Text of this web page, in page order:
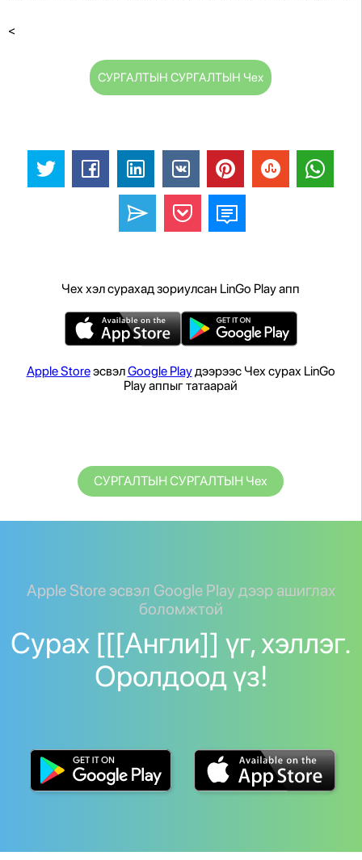
<
СУРГАЛТЫН СУРГАЛТЫН Чех
Чех хэл сурахад зориулсан LinGo Play апп
Apple StoreэсвэлGoogle Playдээрээс Чех сурах LinGo
Play аппыг татаарай
СУРГАЛТЫН СУРГАЛТЫН Чех
Apple Store эсвэл Google Play дээр ашиглах
боломжтой
Сурах [[[Англи]] үг, хэллэг.
Оролдоод үз!